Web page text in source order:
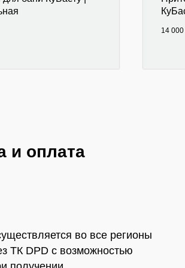
14 000
и оплата
во все регионы
ТК DPD с возможностью